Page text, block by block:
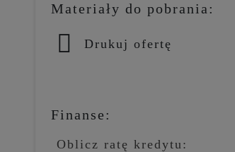
Materiały do pobrania:
Drukuj ofertę
Finanse:
Oblicz ratę kredytu: